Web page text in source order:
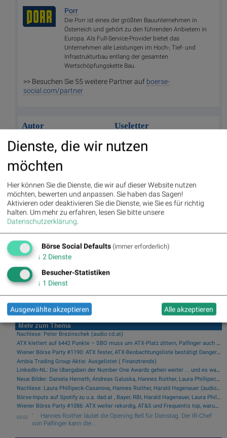
Porr
Die Porr ist eines der größten Bauunternehmen in
Österreich und gehört zu den führenden Anbietern in
Europa. Als Full-Service-Provider bietet das
Unternehmen alle Leistungen im Hoch-, Tief- und
Infrastrukturbau entlang der gesamten
Wertschöpfungskette Bau.
>> Besuchen Sie 55 weitere Partner auf boerse-
social.com/partner
Autor
http://photaq.combzw.
https://www.wikifolio.com/de/at/
p/smeilinho
Useletter
"Evening Xtrakt" heben sich deutlich
von den gängigen Newslettern ab.
Newsletter abonnieren
Infos über neue Financial Literacy
Audio Files für die Runplugged App
(kostenfrei downloaden über
Mehr zum Thema
Nachlese: Peter Brezinschek (audio cd.at)
ATX klettert auf 6442 Punkte – SBO muss um ATX-Platz zittern, Palfinger auch (Podcast)
Wiener Börse Party #1190: ATX fester, ATX-Beobachtungsliste bestätigt Danger für SBO, Andritz-Blue-Chip-Facts, vor Österreich - Spanien ...
Ambia Trading Group Aktie: Ausgelistet ( Finanztrends)
LinkedIn-NL: Die Übergaben der Number One Awards gehen weiter ... und es war eine irre Woche
Neue Bilder: Daniela Herneth, Andreas Galuska, Hannes Roither, Laura Phillipeck-Casanova, Helmut Anninger, Veronika Rief und Angela Pengl-Böhm
Nachlese: Laura Phillipeck-Casanova, Hannes Roither, Harald Hagenauer (audio cd.at)
Börse-Inputs auf Spotify zu u.a. dad.at , Bayer, RBI, Harald Hagenauer, Laura Phillipeck-Casanova Hans(wo)men Group
Wiener Börse Party #1086: ATX weiter rekordig, AT&S und Frequentis top, warum bei Frequentis dividiert durch SBO die 2,87 wichtig ist
03.02
Hannes Roither läutet die Opening Bell für Dienstag. Der IR-Chef
von Palfinger kann die...
Dienste, die wir nutzen
möchten
Hier können Sie die Dienste, die wir auf dieser Website nutzen
möchten, bewerten und anpassen. Sie haben das Sagen!
Aktivieren oder deaktivieren Sie die Dienste, wie Sie es für richtig
halten. Um mehr zu erfahren, lesen Sie bitte unsere
Datenschutzerklärung.
Börse Social Defaults (immer erforderlich)
↓ 2 Dienste
Besucher-Statistiken
↓ 1 Dienst
Ausgewählte akzeptieren Alle akzeptieren